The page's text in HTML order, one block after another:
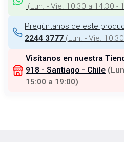
(Lun. - Vie. 10:30 a 14:30 -
Pregúntanos de este
2244 3777 (Lun. - Vie.
Visítanos en nuestra
918 - Santiago - Chile (
15:00 a 19:00)